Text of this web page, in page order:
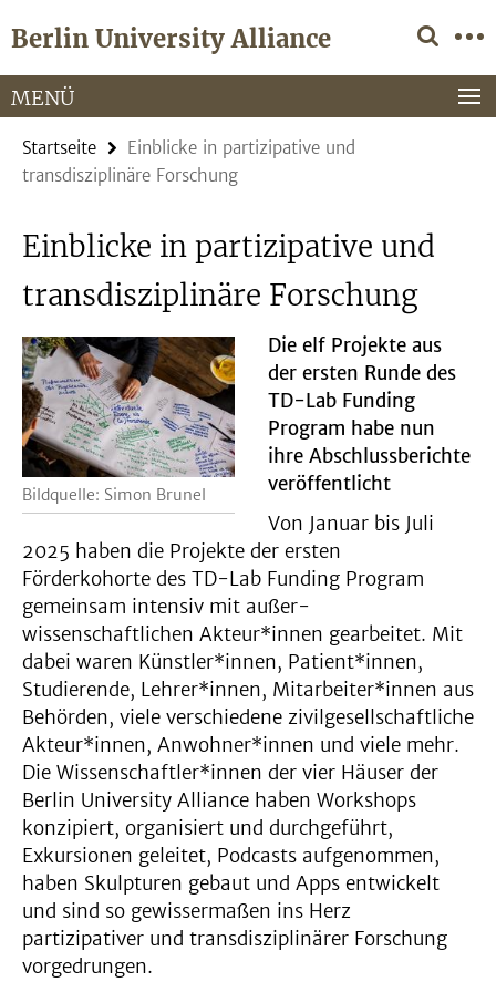
direkt
Inhalt
Berlin University Alliance
Service-
Navigation
MENÜ
Startseite
Einblicke in partizipative und
transdisziplinäre Forschung
Einblicke in partizipative und
transdisziplinäre Forschung
Bildquelle: Simon Brunel
Die elf Projekte aus
der ersten Runde des
TD-Lab Funding
Program habe nun
ihre Abschlussberichte
veröffentlicht
Von Januar bis Juli
2025 haben die Projekte der ersten
Förderkohorte des TD-Lab Funding Program
gemeinsam intensiv mit außer-
wissenschaftlichen Akteur*innen gearbeitet. Mit
dabei waren Künstler*innen, Patient*innen,
Studierende, Lehrer*innen, Mitarbeiter*innen aus
Behörden, viele verschiedene zivilgesellschaftliche
Akteur*innen, Anwohner*innen und viele mehr.
Die Wissenschaftler*innen der vier Häuser der
Berlin University Alliance haben Workshops
konzipiert, organisiert und durchgeführt,
Exkursionen geleitet, Podcasts aufgenommen,
haben Skulpturen gebaut und Apps entwickelt
und sind so gewissermaßen ins Herz
partizipativer und transdisziplinärer Forschung
vorgedrungen.